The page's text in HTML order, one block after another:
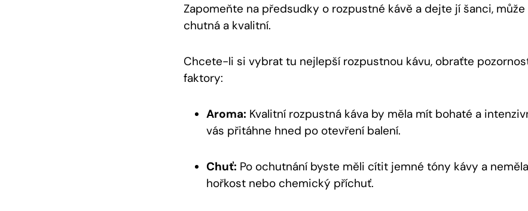
Zapomeňte na předsudky o rozpustné kávě a dejte jí šanci,
chutná a kvalitní.
Chcete-li si vybrat tu nejlepší rozpustnou kávu, obraťte
faktory:
Aroma: Kvalitní rozpustná káva by měla mít bohaté a
vás přitáhne hned po otevření balení.
Chuť: Po ochutnání byste měli cítit jemné tóny kávy a
hořkost nebo chemický příchuť.